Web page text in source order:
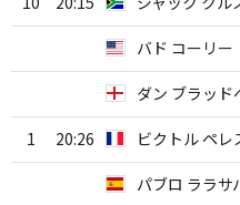
バド コーリー
ダン ブラッド
1 20:26 ビクトル ペレ
パブロ ララサ